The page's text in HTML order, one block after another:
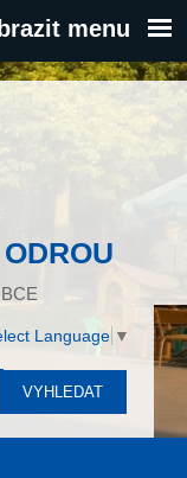
menu
Language ▼
VYHLEDAT